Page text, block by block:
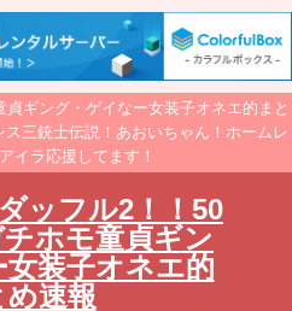
ギング・ゲイなー女装子オネエ的まと
三銃士伝説！あおいちゃん！ホームレ
イラ応援してます！
ッフル2！！50
ホモ童貞ギン
装子オネエ的
め速報